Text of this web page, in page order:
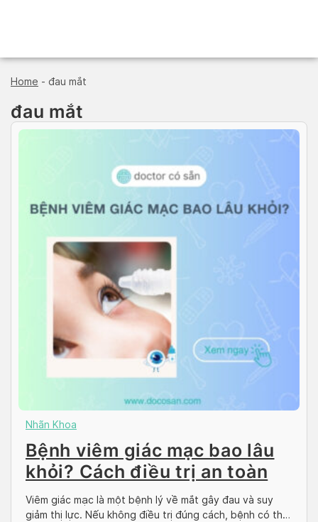
Home - đau mắt
đau mắt
Nhãn Khoa
Bệnh viêm giác mạc bao lâu
khỏi? Cách điều trị an toàn
Viêm giác mạc là một bệnh lý về mắt gây đau và suy
giảm thị lực. Nếu không điều trị đúng cách, bệnh có thể